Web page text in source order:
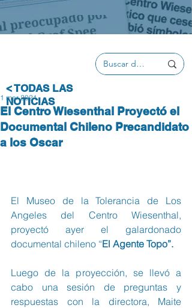
El Centro Wiesenthal Proyectó el
Documental Chileno Precandidato
a los Oscar
1 mar 2021
El Museo de la Tolerancia de Los
Angeles del Centro Wiesenthal,
proyectó ayer el galardonado
documental chileno “El Agente Topo”.
Luego de la proyección, se llevó a
cabo una sesión de preguntas y
respuestas con la directora, Maite
< TODAS LAS
NOTICIAS